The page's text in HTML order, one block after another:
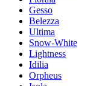
Gesso
Belezza
Ultima
Snow-White
Lightness
Idilia
Orpheus